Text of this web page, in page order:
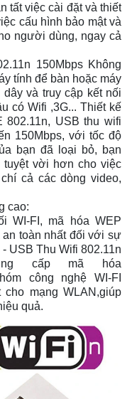
tất việc cài đặt và thiết
cấu hình bảo mật và
người dùng, ngay cả
150Mbps Không
tính để bàn hoặc máy
và truy cập kết nối
có Wifi ,3G... Thiết kế
802.11n, USB thu wifi
150Mbps, với tốc độ
bạn đã loại bỏ, bạn
tuyệt vời hơn cho việc
cả các dòng video,
cao:
WI-FI, mã hóa WEP
an toàn nhất đối với sự
USB Thu Wifi 802.11n
cấp mã hóa
công nghệ WI-FI
mạng WLAN,giúp
quả.